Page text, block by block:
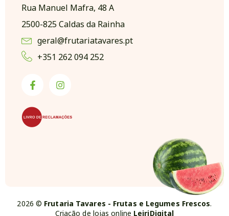
Rua Manuel Mafra, 48 A
2500-825 Caldas da Rainha
geral@frutariatavares.pt
+351 262 094 252
2026 © Frutaria Tavares - Frutas e Legumes Frescos.
Criação de lojas online LeiriDigital